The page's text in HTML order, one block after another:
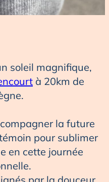
soleil magnifique,
à 20km de
la future
pour sublimer
en cette journée